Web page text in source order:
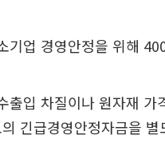
기업 경영안정을 위해
출입 차질이나 원자재
긴급경영안정자금을